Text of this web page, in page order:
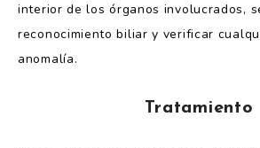
interior de los órganos involucrados,
reconocimiento biliar y verificar
anomalía.
Tratamiento